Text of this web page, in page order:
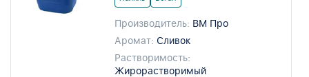
Производитель: ВМ Про
Аромат: Сливок
Растворимость:
Жирорастворимый